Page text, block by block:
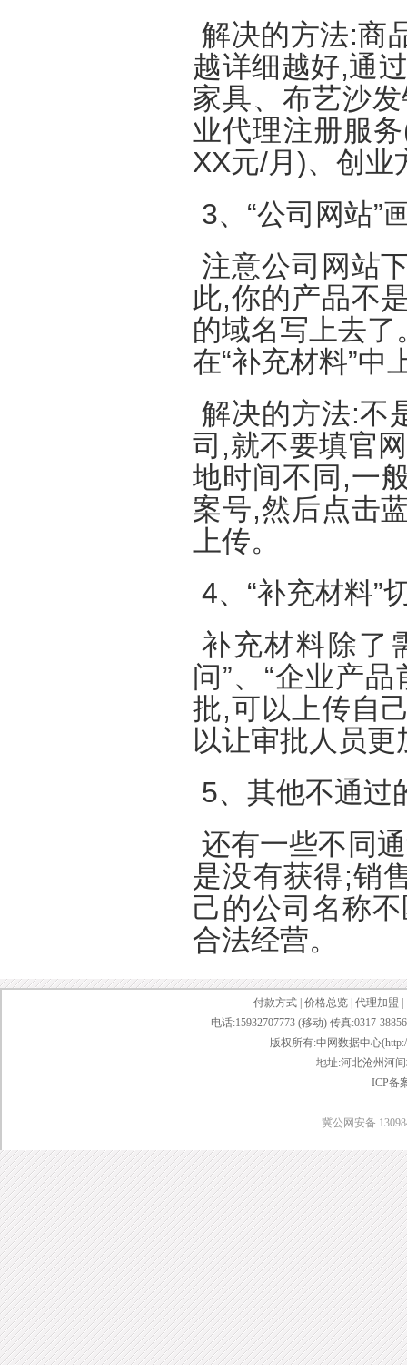
解决的方法:商
越详细越好,通
家具、布艺沙
业代理注册服
XX元/月)、创业
3、“公司网站”
注意公司网站
此,你的产品不
的域名写上去了
在“补充材料”中
解决的方法:不
司,就不要填官
地时间不同,一
案号,然后点击
上传。
4、“补充材料”
补充材料除了
问”、“企业产
批,可以上传自
以让审批人员
5、其他不通过
还有一些不同
是没有获得;销
己的公司名称
合法经营。
付款方式 价格总览 代理加盟
电话:15932707773 (移动) 传真:0317-
版权所有:中网数据中心
地址:河北沧州河
ICP备
冀公网安备